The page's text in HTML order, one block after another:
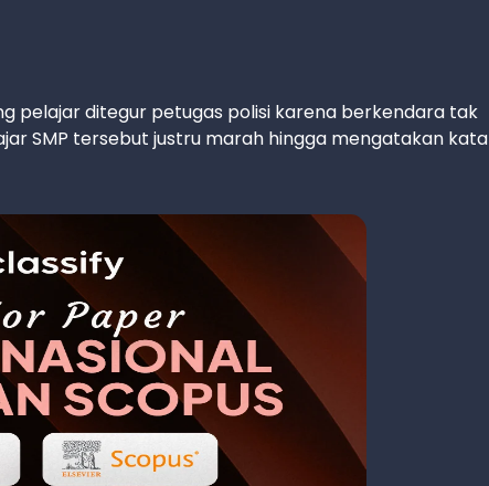
pelajar ditegur petugas polisi karena berkendara tak
SMP tersebut justru marah hingga mengatakan kata